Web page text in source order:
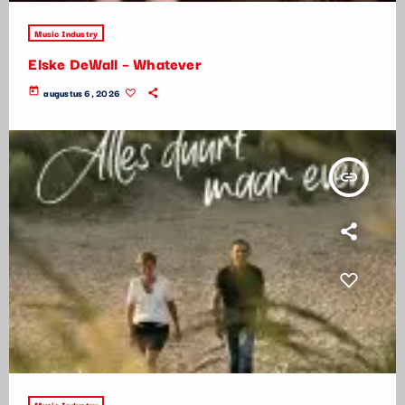
Music Industry
Elske DeWall – Whatever
today augustus 6, 2026
insert_link